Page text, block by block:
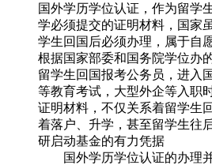
国外学历学位认证，作为留学
学必须提交的证明材料，国家
学生回国后必须办理，属于自
根据国家部委和国务院学位办
留学生回国报考公务员，进入
等教育考试，大型外企等入职
证明材料，不仅关系着留学生
着落户、升学，甚至留学生往
研启动基金的有力凭据
国外学历学位认证的办理并